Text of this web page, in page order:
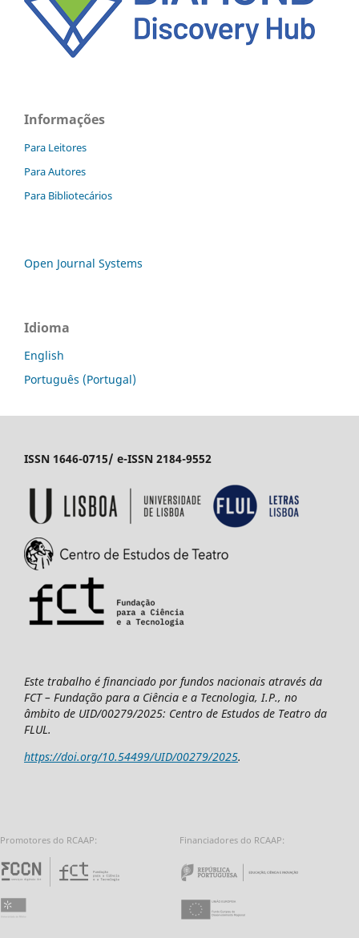
Informações
Para Leitores
Para Autores
Para Bibliotecários
Open Journal Systems
Idioma
English
Português (Portugal)
ISSN 1646-0715/ e-ISSN 2184-9552
Este trabalho é financiado por fundos nacionais através da
FCT – Fundação para a Ciência e a Tecnologia, I.P., no
âmbito de UID/00279/2025: Centro de Estudos de Teatro da
FLUL.
https://doi.org/10.54499/UID/00279/2025.
Promotores do RCAAP:
Fundação para a Ciência e a Tecnologia -
Financiadores do RCAAP: